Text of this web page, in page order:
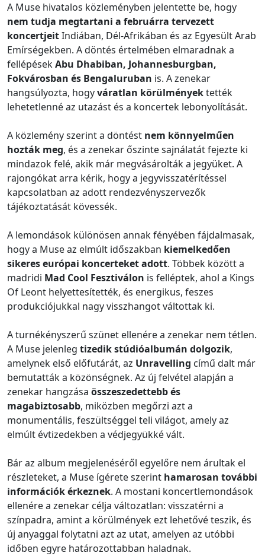
A Muse hivatalos közleményben jelentette be, hogy
nem tudja megtartani a februárra tervezett
koncertjeitIndiában, Dél-Afrikában és az Egyesült Arab
Emírségekben. A döntés értelmében elmaradnak a
fellépésekAbu Dhabiban, Johannesburgban,
Fokvárosban és Bengaluruban is. A zenekar
hangsúlyozta, hogyváratlan körülményektették
lehetetlenné az utazást és a koncertek lebonyolítását.
A közlemény szerint a döntést nem könnyelműen
hozták meg, és a zenekar őszinte sajnálatát fejezte ki
mindazok felé, akik már megvásárolták a jegyüket. A
rajongókat arra kérik, hogy a jegyvisszatérítéssel
kapcsolatban az adott rendezvényszervezők
tájékoztatását kövessék.
A lemondások különösen annak fényében fájdalmasak,
hogy a Muse az elmúlt időszakban kiemelkedően
sikeres európai koncerteket adott. Többek között a
madridi Mad Cool Fesztiválon is felléptek, ahol a Kings
Of Leont helyettesítették, és energikus, feszes
produkciójukkal nagy visszhangot váltottak ki.
A turnékényszerű szünet ellenére a zenekar nem tétlen.
A Muse jelenleg tizedik stúdióalbumán dolgozik,
amelynek első előfutárát, az Unravelling című dalt már
bemutatták a közönségnek. Az új felvétel alapján a
zenekar hangzása összeszedettebb és
magabiztosabb, miközben megőrzi azt a
monumentális, feszültséggel teli világot, amely az
elmúlt évtizedekben a védjegyükké vált.
Bár az album megjelenéséről egyelőre nem árultak el
részleteket, a Muse ígérete szerint hamarosan további
információk érkeznek. A mostani koncertlemondások
ellenére a zenekar célja változatlan: visszatérni a
színpadra, amint a körülmények ezt lehetővé teszik, és
új anyaggal folytatni azt az utat, amelyen az utóbbi
időben egyre határozottabban haladnak.